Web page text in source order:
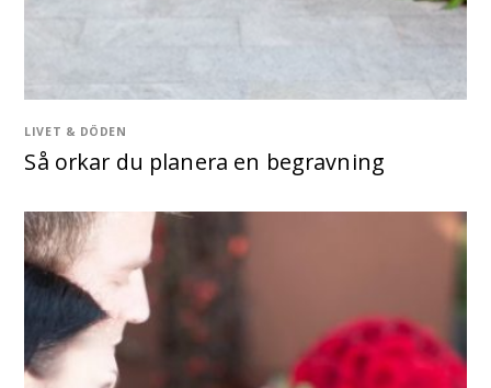
LIVET & DÖDEN
Så orkar du planera en begravning